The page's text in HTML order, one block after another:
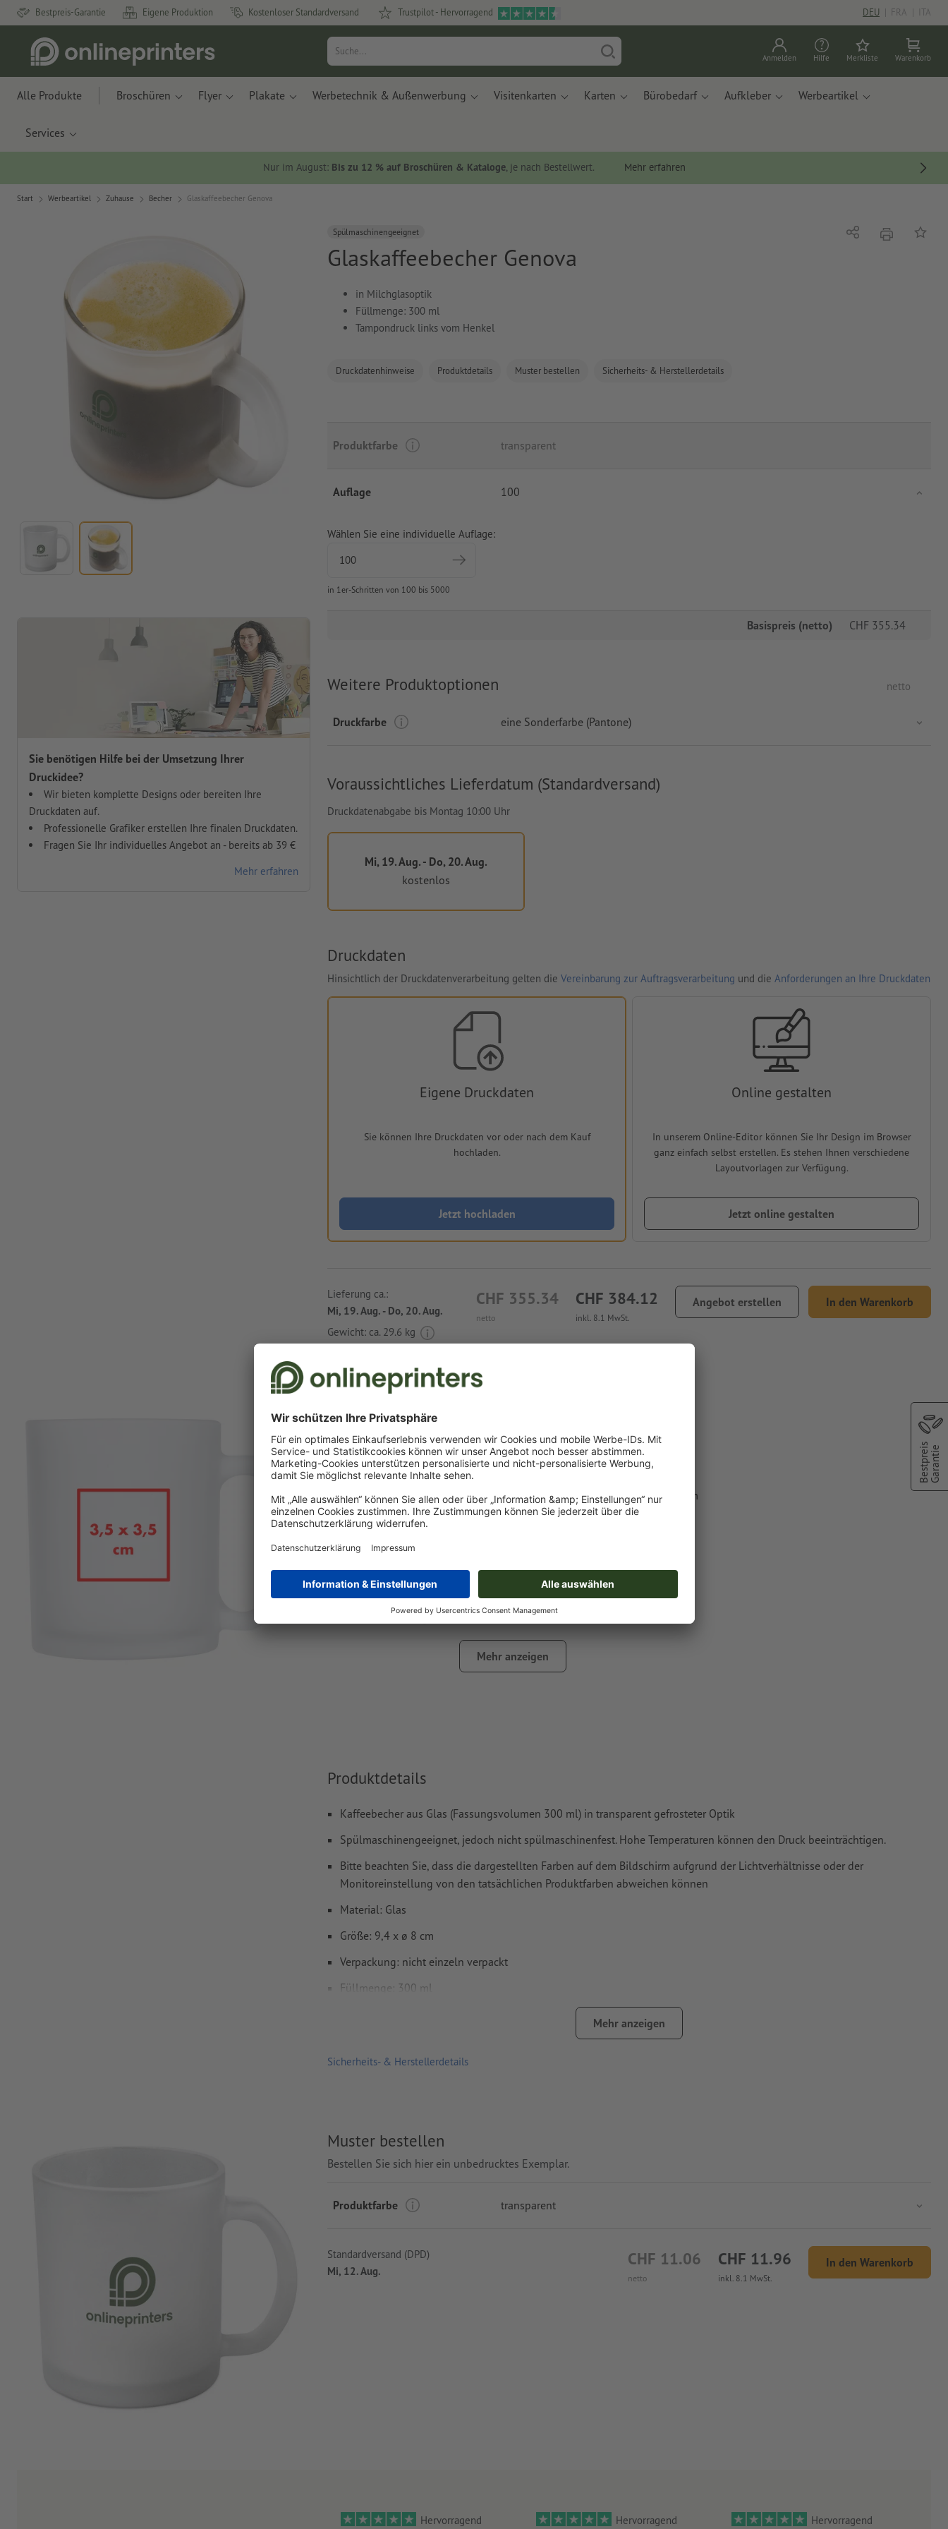
Bestpreis-Garantie Eigene Produktion Kostenloser Standardversand Trustpilot - Hervorragend DEU | FRA | ITA
Anmelden Hilfe Merkliste Warenkorb
Alle Produkte Broschüren Flyer Plakate Werbetechnik & Außenwerbung Visitenkarten Karten Bürobedarf Aufkleber Werbeartikel
Services
Nur im August: Bis zu 12 % auf Broschüren & Kataloge, je nach Bestellwert. Mehr erfahren
Start Werbeartikel Zuhause Becher Glaskaffeebecher Genova
Spülmaschinengeeignet
Glaskaffeebecher Genova
Sie benötigen Hilfe bei der Umsetzung Ihrer
Druckidee?
Wir bieten komplette Designs oder bereiten Ihre
Druckdaten auf.
Professionelle Grafiker erstellen Ihre finalen Druckdaten.
Fragen Sie Ihr individuelles Angebot an - bereits ab 39 €
Mehr erfahren
in Milchglasoptik
Füllmenge: 300 ml
Tampondruck links vom Henkel
Druckdatenhinweise Produktdetails Muster bestellen Sicherheits- & Herstellerdetails
Teilen DruckenAuf
Produktfarbe transparent
Auflage 100
Wählen Sie eine individuelle Auflage:
in 1er-Schritten von 100 bis 5000
Basispreis (netto) CHF 355.34
Weitere Produktoptionen netto
Druckfarbe eine Sonderfarbe (Pantone)
Voraussichtliches Lieferdatum (Standardversand)
Druckdatenabgabe bis Montag 10:00 Uhr
Mi, 19. Aug. - Do, 20. Aug.
kostenlos
Druckdaten
Hinsichtlich der Druckdatenverarbeitung gelten die Vereinbarung zur Auftragsverarbeitung und die Anforderungen an Ihre Druckdaten
Eigene Druckdaten
Sie können Ihre Druckdaten vor oder nach dem Kauf
hochladen.
Jetzt hochladen
Online gestalten
In unserem Online-Editor können Sie Ihr Design im Browser
ganz einfach selbst erstellen. Es stehen Ihnen verschiedene
Layoutvorlagen zur Verfügung.
Jetzt online gestalten
netto
CHF 355.34
inkl. 8.1 MwSt.
CHF 384.12 Angebot erstellen In den Warenkorb
Lieferung ca.:
Mi, 19. Aug. - Do, 20. Aug.
Gewicht: ca. 29.6 kg
Druckdatenhinweise Glaskaffeebecher Genova
Datenformat:3,5 x 3,5 cm
Als Motivfarben sind eine bzw. zwei
Sonderfarben
wählbar.
Benennen Sie die Farbfelder mit der entsprechenden Zielfarbe aus dem
Pantone FORMULA GUIDE Solid Coated (z.B. "Pantone 286 C").
Schriftgröße: mindestens 12 Pt, dünnste Linie der Schrift 0,45 mm
Das druckfertige PDF darf nur Vektoren enthalten; JPEG- oder TIFF-
Weitere Informationen und Tipps zuVektordaten
Mehr anzeigen
Produktdetails
Kaffeebecher aus Glas (Fassungsvolumen 300 ml) in transparent gefrosteter Optik
Spülmaschinengeeignet, jedoch nicht spülmaschinenfest. Hohe Temperaturen können den Druck beeinträchtigen.
Bitte beachten Sie, dass die dargestellten Farben auf dem Bildschirm aufgrund der Lichtverhältnisse oder der
Monitoreinstellung von den tatsächlichen Produktfarben abweichen können
Material: Glas
Größe: 9,4 x ø 8 cm
Verpackung: nicht einzeln verpackt
Füllmenge: 300 ml
Mehr anzeigen
Sicherheits- & Herstellerdetails
Muster bestellen
Bestellen Sie sich hier ein unbedrucktes Exemplar.
Produktfarbe transparent
netto
CHF 11.06
inkl. 8.1 MwSt.
CHF 11.96 In den Warenkorb
Standardversand (DPD)
Mi, 12. Aug.
Hervorragend Hervorragend Hervorragend
BestpreisGarantie